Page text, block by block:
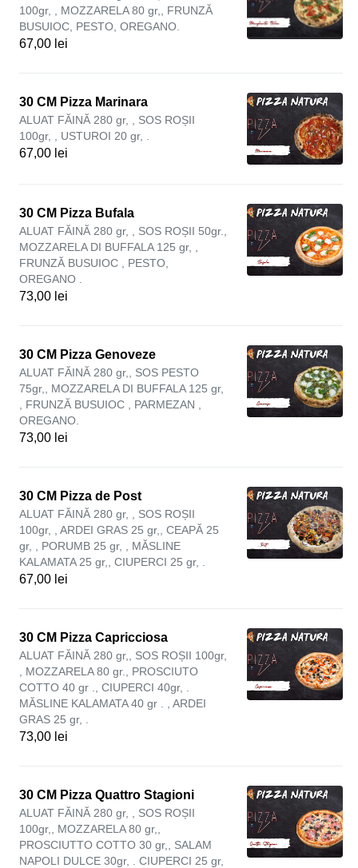
100gr, , MOZZARELA 80 gr,, FRUNZĂ
BUSUIOC, PESTO, OREGANO.
67,00 lei
30 CM Pizza Marinara
ALUAT FĂINĂ 280 gr, , SOS ROȘII
100gr, , USTUROI 20 gr, .
67,00 lei
30 CM Pizza Bufala
ALUAT FĂINĂ 280 gr, , SOS ROȘII 50gr.,
MOZZARELA DI BUFFALA 125 gr, ,
FRUNZĂ BUSUIOC , PESTO,
OREGANO .
73,00 lei
30 CM Pizza Genoveze
ALUAT FĂINĂ 280 gr,, SOS PESTO
75gr,, MOZZARELA DI BUFFALA 125 gr,
, FRUNZĂ BUSUIOC , PARMEZAN ,
OREGANO.
73,00 lei
30 CM Pizza de Post
ALUAT FĂINĂ 280 gr, , SOS ROȘII
100gr, , ARDEI GRAS 25 gr,, CEAPĂ 25
gr, , PORUMB 25 gr, , MĂSLINE
KALAMATA 25 gr,, CIUPERCI 25 gr, .
67,00 lei
30 CM Pizza Capricciosa
ALUAT FĂINĂ 280 gr,, SOS ROȘII 100gr,
, MOZZARELA 80 gr., PROSCIUTO
COTTO 40 gr ., CIUPERCI 40gr, .
MĂSLINE KALAMATA 40 gr . , ARDEI
GRAS 25 gr, .
73,00 lei
30 CM Pizza Quattro Stagioni
ALUAT FĂINĂ 280 gr, , SOS ROȘII
100gr,, MOZZARELA 80 gr,,
PROSCIUTTO COTTO 30 gr,, SALAM
NAPOLI DULCE 30gr, . CIUPERCI 25 gr,